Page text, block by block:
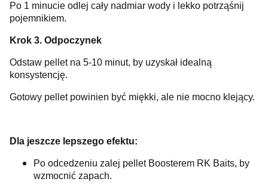
Po 1 minucie odlej cały nadmiar wody i lekko potrząśnij
pojemnikiem.
Krok 3. Odpoczynek
Odstaw pellet na 5-10 minut, by uzyskał idealną
konsystencję.
Gotowy pellet powinien być miękki, ale nie mocno klejący.
Dla jeszcze lepszego efektu:
Po odcedzeniu zalej pellet Boosterem RK Baits, by
wzmocnić zapach.